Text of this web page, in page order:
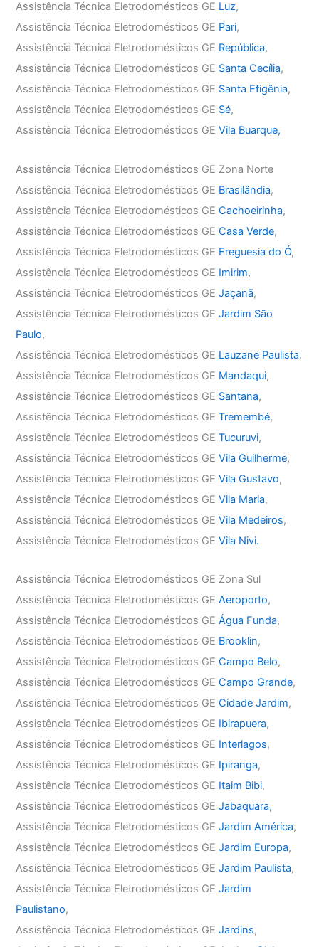
Assistência Técnica Eletrodomésticos GE Luz,
Assistência Técnica Eletrodomésticos GE Pari,
Assistência Técnica Eletrodomésticos GE República,
Assistência Técnica Eletrodomésticos GE Santa Cecília,
Assistência Técnica Eletrodomésticos GE Santa Efigênia,
Assistência Técnica Eletrodomésticos GE Sé,
Assistência Técnica Eletrodomésticos GEVila Buarque,
Assistência Técnica Eletrodomésticos GE Zona Norte
Assistência Técnica Eletrodomésticos GE Brasilândia,
Assistência Técnica Eletrodomésticos GECachoeirinha,
Assistência Técnica Eletrodomésticos GECasa Verde,
Assistência Técnica Eletrodomésticos GE Freguesia do Ó,
Assistência Técnica Eletrodomésticos GE Imirim,
Assistência Técnica Eletrodomésticos GEJaçanã,
Assistência Técnica Eletrodomésticos GEJardim São
Paulo,
Assistência Técnica Eletrodomésticos GE Lauzane Paulista,
Assistência Técnica Eletrodomésticos GE Mandaqui,
Assistência Técnica Eletrodomésticos GE Santana,
Assistência Técnica Eletrodomésticos GETremembé,
Assistência Técnica Eletrodomésticos GETucuruvi,
Assistência Técnica Eletrodomésticos GEVila Guilherme,
Assistência Técnica Eletrodomésticos GEVila Gustavo,
Assistência Técnica Eletrodomésticos GEVila Maria,
Assistência Técnica Eletrodomésticos GEVila Medeiros,
Assistência Técnica Eletrodomésticos GEVila Nivi.
Assistência Técnica Eletrodomésticos GE Zona Sul
Assistência Técnica Eletrodomésticos GEAeroporto,
Assistência Técnica Eletrodomésticos GEÁgua Funda,
Assistência Técnica Eletrodomésticos GE Brooklin,
Assistência Técnica Eletrodomésticos GECampo Belo,
Assistência Técnica Eletrodomésticos GECampo Grande,
Assistência Técnica Eletrodomésticos GECidade Jardim,
Assistência Técnica Eletrodomésticos GE Ibirapuera,
Assistência Técnica Eletrodomésticos GE Interlagos,
Assistência Técnica Eletrodomésticos GE Ipiranga,
Assistência Técnica Eletrodomésticos GE Itaim Bibi,
Assistência Técnica Eletrodomésticos GEJabaquara,
Assistência Técnica Eletrodomésticos GEJardim América,
Assistência Técnica Eletrodomésticos GEJardim Europa,
Assistência Técnica Eletrodomésticos GEJardim Paulista,
Assistência Técnica Eletrodomésticos GEJardim
Paulistano,
Assistência Técnica Eletrodomésticos GEJardins,